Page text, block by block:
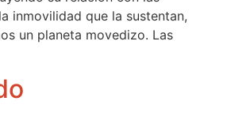
inmovilidad que la sustentan,
un planeta movedizo. Las